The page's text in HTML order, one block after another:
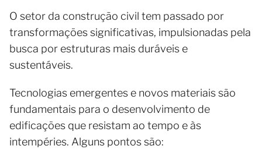
O setor da construção civil tem passado por
transformações significativas, impulsionadas pela
busca por estruturas mais duráveis e
sustentáveis.
Tecnologias emergentes e novos materiais são
fundamentais para o desenvolvimento de
edificações que resistam ao tempo e às
intempéries. Alguns pontos são: